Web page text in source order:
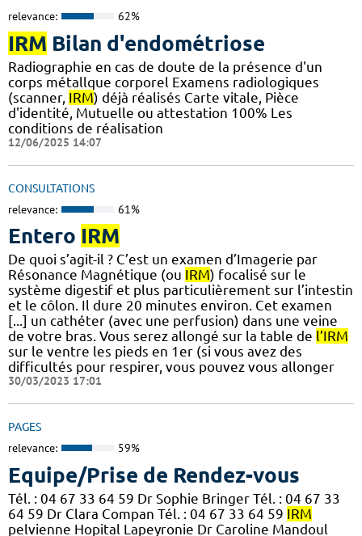
relevance: 62%
IRM Bilan d'endométriose
Radiographie en cas de doute de la présence d'un
corps métallque corporel Examens radiologiques
(scanner, IRM) déjà réalisés Carte vitale, Pièce
d'identité, Mutuelle ou attestation 100% Les
conditions de réalisation
12/06/2025 14:07
CONSULTATIONS
relevance: 61%
Entero IRM
De quoi s’agit-il ? C’est un examen d’Imagerie par
Résonance Magnétique (ou IRM) focalisé sur le
système digestif et plus particulièrement sur l’intestin
et le côlon. Il dure 20 minutes environ. Cet examen
[...] un cathéter (avec une perfusion) dans une veine
de votre bras. Vous serez allongé sur la table de l’IRM
sur le ventre les pieds en 1er (si vous avez des
difficultés pour respirer, vous pouvez vous allonger
30/03/2023 17:01
PAGES
relevance: 59%
Equipe/Prise de Rendez-vous
Tél. : 04 67 33 64 59 Dr Sophie Bringer Tél. : 04 67 33
64 59 Dr Clara Compan Tél. : 04 67 33 64 59 IRM
pelvienne Hopital Lapeyronie Dr Caroline Mandoul